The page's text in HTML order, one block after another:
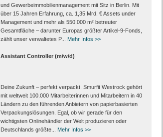
und Gewerbeimmobilienmanagement mit Sitz in Berlin. Mit
über 15 Jahren Erfahrung, ca. 1,35 Mrd. € Assets under
Management und mehr als 550.000 m² betreuter
Gesamtfläche – darunter Europas größter Artikel-9-Fonds,
zählt unser verwaltetes P...
Mehr Infos >>
Assistant Controller (m/w/d)
Deine Zukunft – perfekt verpackt. Smurfit Westrock gehört
mit weltweit 100.000 Mitarbeiter­innen und Mitarbeitern in 40
Ländern zu den führenden Anbietern von papier­basierten
Verpackungs­lösungen. Egal, ob wir gerade für den
wichtigsten Onlinehändler der Welt produzieren oder
Deutschlands größte...
Mehr Infos >>